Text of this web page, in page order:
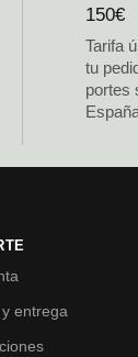
150€
Tarifa
tu
portes
entrega